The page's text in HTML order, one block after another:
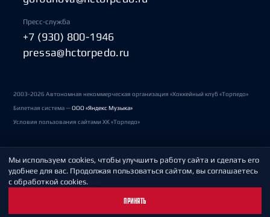
Пресс-служба
+7 (930) 800-1946
pressa@hctorpedo.ru
2003-2026 Автономная некоммерческая организация «Хоккейный клуб «Торпедо»
Билетная система —ООО «Яндекс Музыка»
Условия пользования сайтами ХК «Торпедо»
Политика обработки персональных данных
Пользовательское соглашение
Мы используем cookies, чтобы улучшить работу сайта и сделать его
удобнее для вас. Продолжая пользоваться сайтом, вы соглашаетесь
с обработкой cookies.
ПРИНЯТЬ